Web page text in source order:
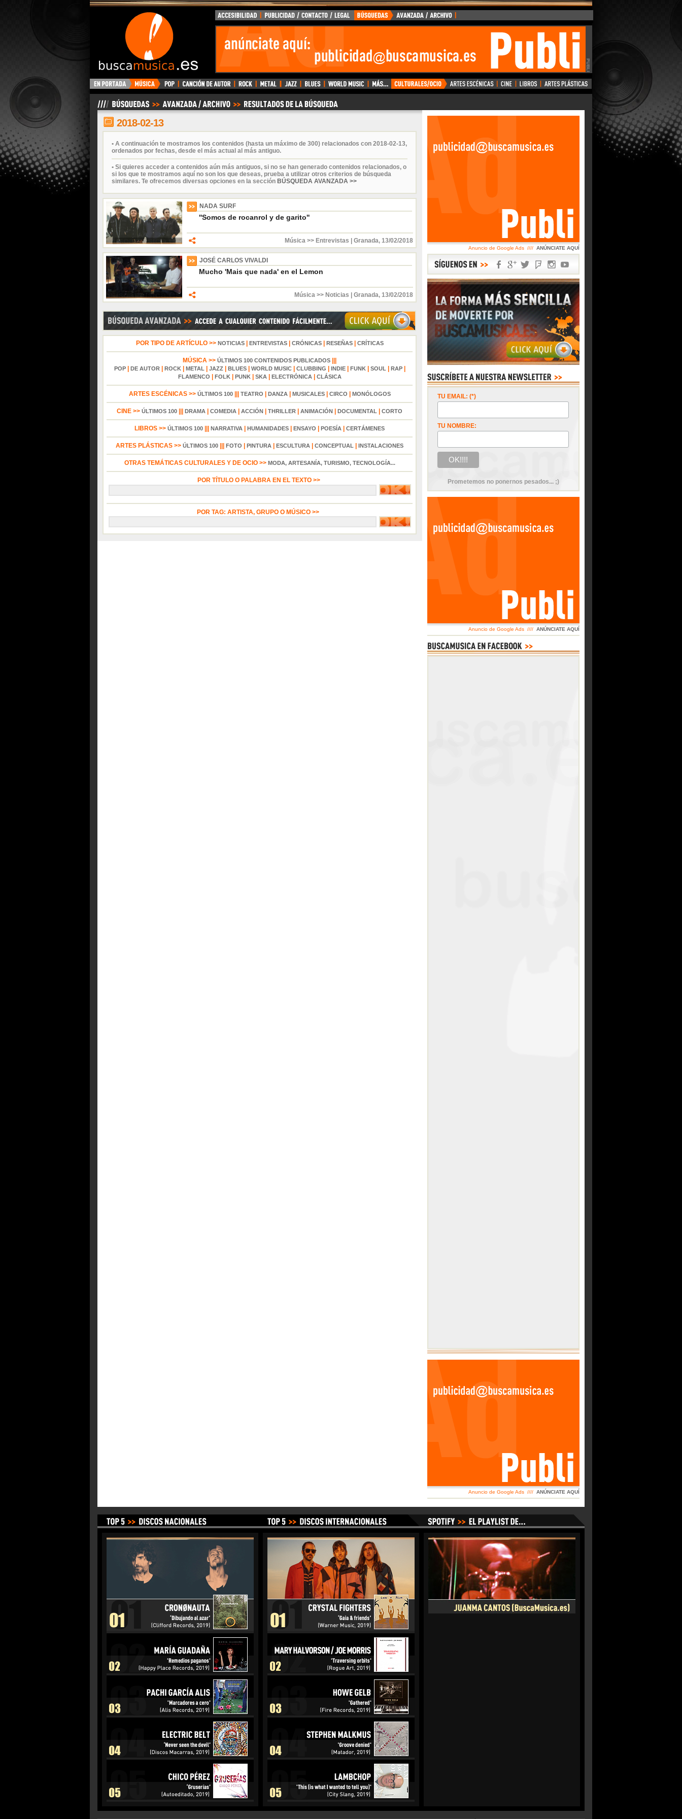
BuscaMusica.es
2018-02-13
• A continuación te mostramos los contenidos (hasta un máximo de 300) relacionados con 2018-02-13,
ordenados por fechas, desde el más actual al más antiguo.
• Si quieres acceder a contenidos aún más antiguos, si no se han generado contenidos relacionados, o
si los que te mostramos aquí no son los que deseas, prueba a utilizar otros criterios de búsqueda
similares. Te ofrecemos diversas opciones en la sección BÚSQUEDA AVANZADA >>
NADA SURF
''Somos de rocanrol y de garito''
Música >> Entrevistas Granada, 13/02/2018
JOSÉ CARLOS VIVALDI
Mucho 'Mais que nada' en el Lemon
Música >> Noticias Granada, 13/02/2018
POR TIPO DE ARTÍCULO >> NOTICIAS| ENTREVISTAS| CRÓNICAS| RESEÑAS| CRÍTICAS
MÚSICA >> ÚLTIMOS 100 CONTENIDOS PUBLICADOS
POP| DE AUTOR| ROCK| METAL| JAZZ| BLUES| WORLD MUSIC| CLUBBING INDIE| FUNK| SOUL| RAP|
FLAMENCO FOLK| PUNK| SKA| ELECTRÓNICA| CLÁSICA
ARTES ESCÉNICAS >> ÚLTIMOS 100||| TEATRO DANZA| MUSICALES| CIRCO MONÓLOGOS
CINE >> ÚLTIMOS 100 DRAMA COMEDIA ACCIÓN THRILLER ANIMACIÓN DOCUMENTAL CORTO
LIBROS >> ÚLTIMOS 100 NARRATIVA HUMANIDADES ENSAYO POESÍA CERTÁMENES
ARTES PLÁSTICAS >> ÚLTIMOS 100 FOTO PINTURA ESCULTURA CONCEPTUAL INSTALACIONES
OTRAS TEMÁTICAS CULTURALES Y DE OCIO >> MODA, ARTESANÍA, TURISMO, TECNOLOGÍA...
POR TÍTULO O PALABRA EN EL TEXTO >>
POR TAG: ARTISTA, GRUPO O MÚSICO >>
Anuncio de Google Ads //// ANÚNCIATE AQUÍ
TU EMAIL: (*)
TU NOMBRE:
Prometemos no ponernos pesados... ;)
Anuncio de Google Ads //// ANÚNCIATE AQUÍ
Anuncio de Google Ads //// ANÚNCIATE AQUÍ